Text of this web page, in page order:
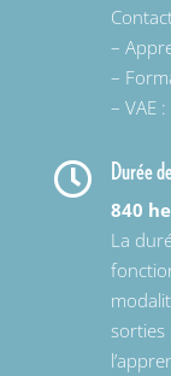
–
–
– VAE
 Durée
840
La
sorties